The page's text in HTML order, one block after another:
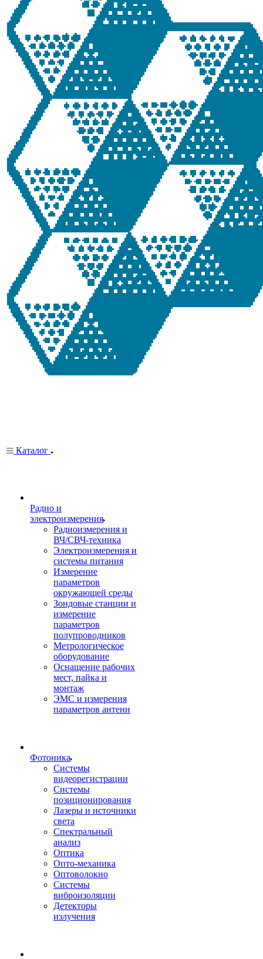
Каталог
Радио и
электроизмерения
Радиоизмерения и
ВЧ/СВЧ-техника
Электроизмерения и
системы питания
Измерение
параметров
окружающей среды
Зондовые станции и
измерение
параметров
полупроводников
Метрологическое
оборудование
Оснащение рабочих
мест, пайка и
монтаж
ЭМС и измерения
параметров антенн
Фотоника
Cистемы
видеорегистрации
Системы
позиционирования
Лазеры и источники
света
Спектральный
анализ
Оптика
Опто-механика
Оптоволокно
Системы
виброизоляции
Детекторы
излучения